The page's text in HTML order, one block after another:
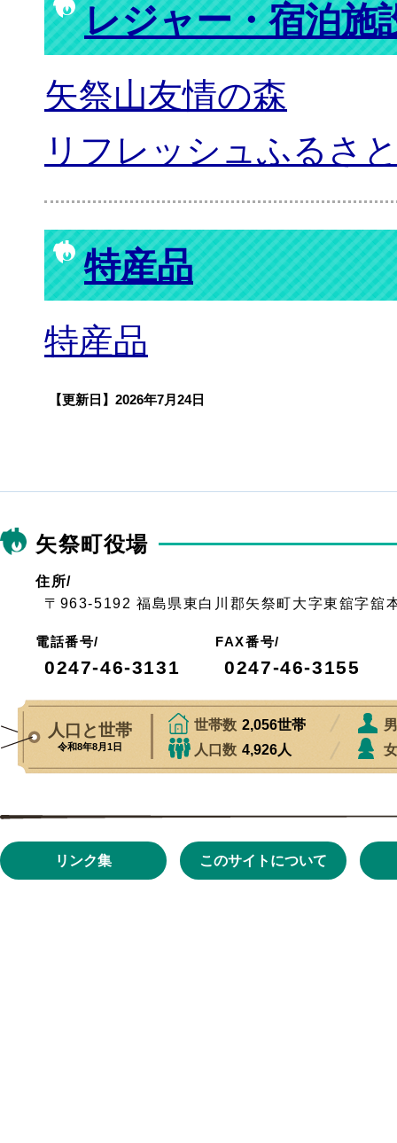
レジャー・宿泊施
矢祭山友情の森
リフレッシュふるさ
特産品
特産品
【更新日】 2026年7月24日
矢祭町役場
住所/
〒963-5192 福島県東白川郡矢祭町大字東舘字舘
電話番号/
0247-46-3131
FAX番号/
0247-46-3155
リンク集 このサイトについて